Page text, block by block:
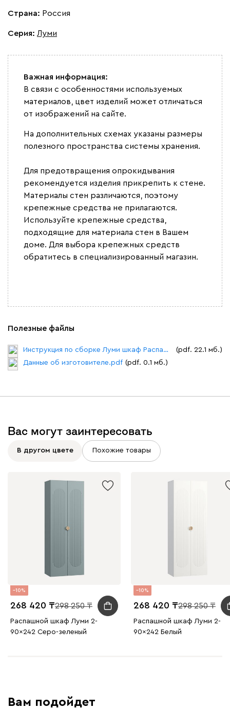
Страна: Россия
Серия: Луми
Важная информация:
В связи с особенностями используемых
материалов, цвет изделий может отличаться
от изображений на сайте.
На дополнительных схемах указаны размеры
полезного пространства системы хранения.
Для предотвращения опрокидывания
рекомендуется изделия прикрепить к стене.
Материалы стен различаются, поэтому
крепежные средства не прилагаются.
Используйте крепежные средства,
подходящие для материала стен в Вашем
доме. Для выбора крепежных средств
обратитесь в специализированный магазин.
Полезные файлы
Инструкция по сборке Луми шкаф Распашной №2.pdf
(pdf. 22.1 мб.)
Данные об изготовителе.pdf (pdf. 0.1 мб.)
Вас могут заинтересовать
В другом цвете Похожие товары
10
268 420 298 250
Распашной шкаф Луми 2-
90x242 Серо-зеленый
10
268 420 298 250
Распашной шкаф Луми 2-
90x242 Белый
Вам подойдет